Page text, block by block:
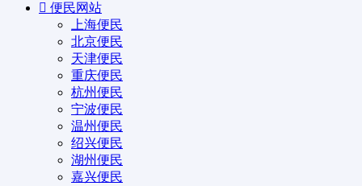
便民网站
上海便民
北京便民
天津便民
重庆便民
杭州便民
宁波便民
温州便民
绍兴便民
湖州便民
嘉兴便民